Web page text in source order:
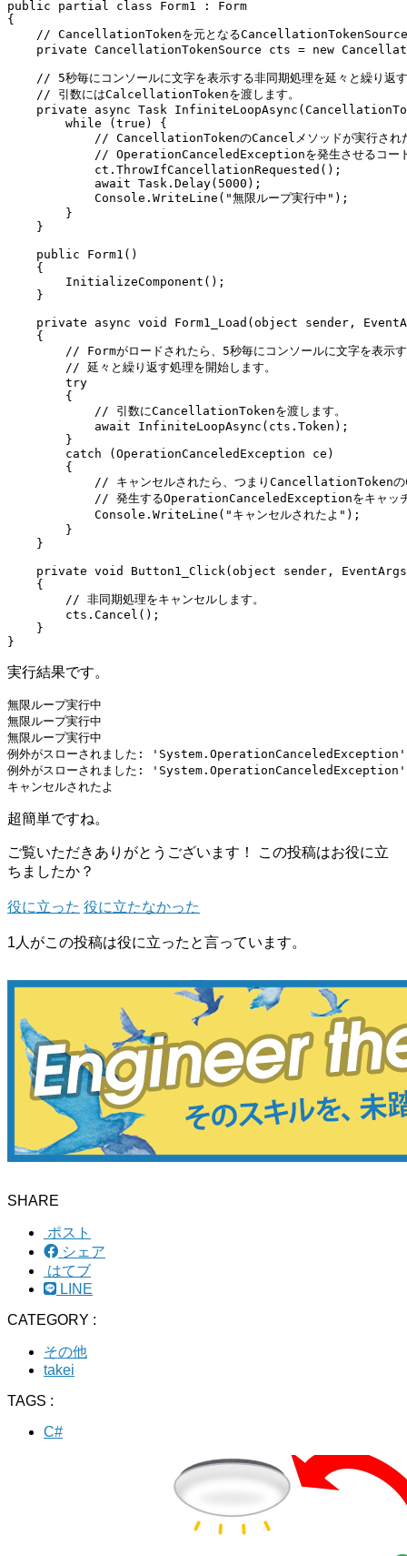
public partial class Form1 : Form
{
// CancellationTokenを元となるCancellationTokenSource
private CancellationTokenSource cts = new
// 5秒毎にコンソールに文字を表示する非同期処理を延々と繰り返
    // 引数にはCalcellationTokenを渡します。
private async Task
        while (true) {
// CancellationTokenのCancelメソッドが実行され
// OperationCanceledExceptionを発生させるコー
            ct.ThrowIfCancellationRequested();
            await Task.Delay(5000);
            Console.WriteLine("無限ループ実行中");
        }
    }
    public Form1()
    {
        InitializeComponent();
    }
private async void Form1_Load(object sender,
    {
// Formがロードされたら、5秒毎にコンソールに文字を表示
        // 延々と繰り返す処理を開始します。
        try
        {
            // 引数にCancellationTokenを渡します。
            await InfiniteLoopAsync(cts.Token);
        }
        catch (OperationCanceledException ce)
        {
// キャンセルされたら、つまりCancellationTokenの
// 発生するOperationCanceledExceptionをキャッチ
            Console.WriteLine("キャンセルされたよ");
        }
    }
private void Button1_Click(object sender,
    {
        // 非同期処理をキャンセルします。
        cts.Cancel();
    }
実行結果です。
無限ループ実行中
無限ループ実行中
無限ループ実行中
例外がスローされました:
例外がスローされました:
超簡単ですね。
ご覧いただきありがとうございます！
この投稿はお役に立
ちましたか？
役に立った 役に立たなかった
1人がこの投稿は役に立ったと言っています。
SHARE
ポスト
シェア
はてブ
LINE
CATEGORY :
その他
takei
TAGS :
C#